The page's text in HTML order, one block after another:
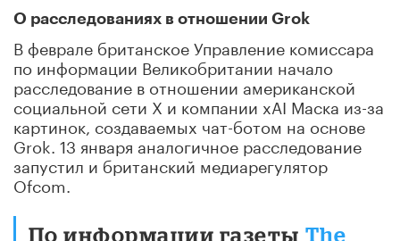
О расследованиях в отношении Grok
В феврале британское Управление комиссара
по информации Великобритании начало
расследование в отношении американской
социальной сети X и компании xAI Маска из-за
картинок, создаваемых чат-ботом на основе
Grok. 13 января аналогичное расследование
запустил и британский медиарегулятор
Ofcom.
По информации газеты The